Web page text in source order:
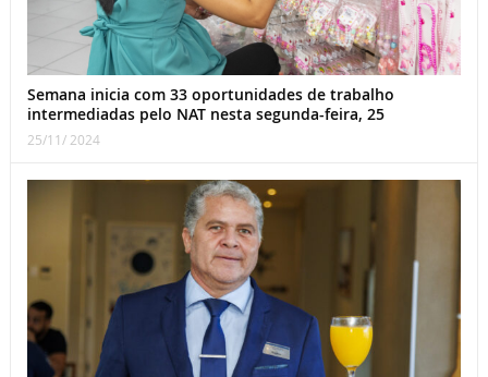
Semana inicia com 33 oportunidades de trabalho
intermediadas pelo NAT nesta segunda-feira, 25
25/11/ 2024